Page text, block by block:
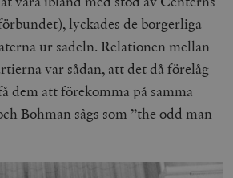
lyckades de borgerliga
ur sadeln. Relationen mellan
var sådan, att det då förelåg
dem att förekomma på samma
Bohman sågs som ”the odd man